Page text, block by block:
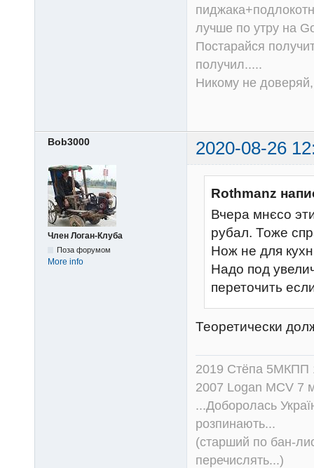
лучше по утру на
Постарайся
получил.....
Никому не
Bob3000 2020-08-26
Член Логан-Клуба
Поза форумом
More info
Rothmanz
Вчера мнєсо
рубал. Тоже
Нож не для
Надо под
переточить
Теоретически
2019 Стёпа
2007 Logan MCV 7
...Доборолась
розпинають...
(старший по бан-
перечислять...)